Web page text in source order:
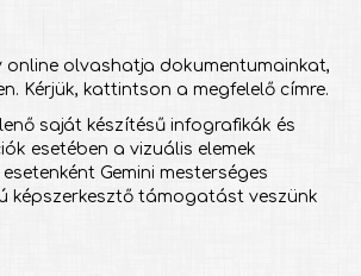
olvashatja dokumentumainkat,
Kérjük, kattintson a megfelelő címre.
saját készítésű infografikák és
esetében a vizuális elemek
Gemini mesterséges
képszerkesztő támogatást veszünk